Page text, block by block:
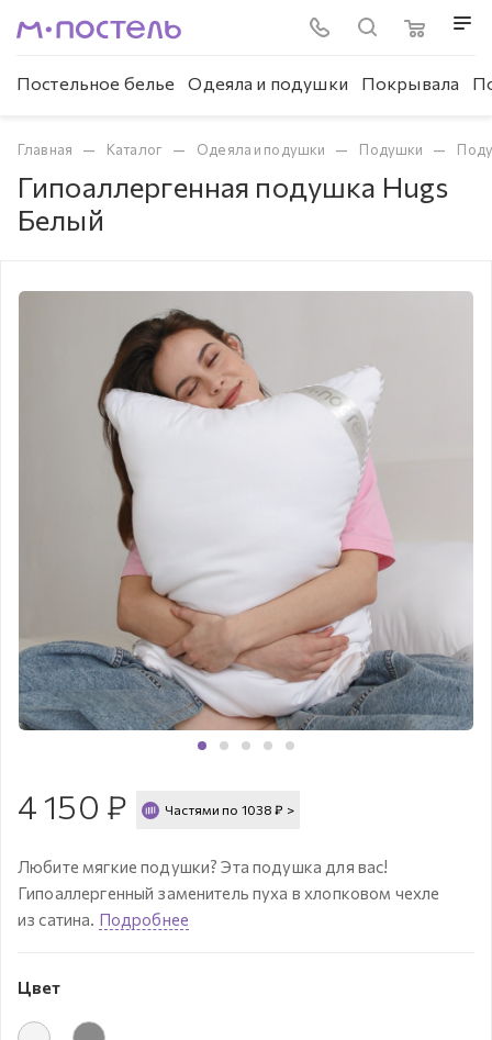
Постельное белье Одеяла и подушки Покрывала
Главная — Каталог — Одеяла и подушки — Подушки —
Гипоаллергенная подушка Hugs
Белый
4 150 ₽ Частями по 1038 ₽ >
Любите мягкие подушки? Эта подушка для вас!
Гипоаллергенный заменитель пуха в хлопковом чехле
из сатина. Подробнее
Цвет